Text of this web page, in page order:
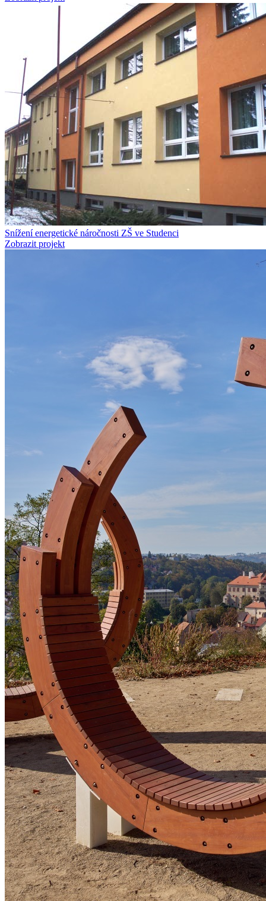
Snížení energetické náročnosti ZŠ ve Studenci
Zobrazit projekt